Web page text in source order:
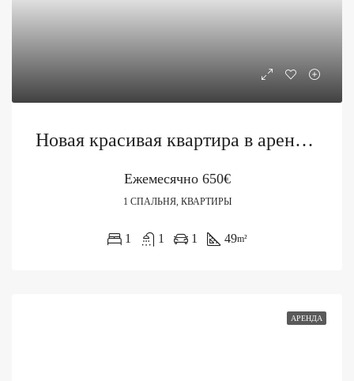
Новая красивая квартира в аренду в Бечичи
Ежемесячно650€
1 СПАЛЬНЯ, КВАРТИРЫ
1 1 1 49m²
АРЕНДА